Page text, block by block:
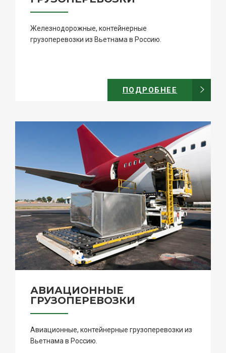
Железнодорожные, контейнерные
грузоперевозки из Вьетнама в Россию.
ПОДРОБНЕЕ
АВИАЦИОННЫЕ
ГРУЗОПЕРЕВОЗКИ
Авиационные, контейнерные грузоперевозки из
Вьетнама в Россию.